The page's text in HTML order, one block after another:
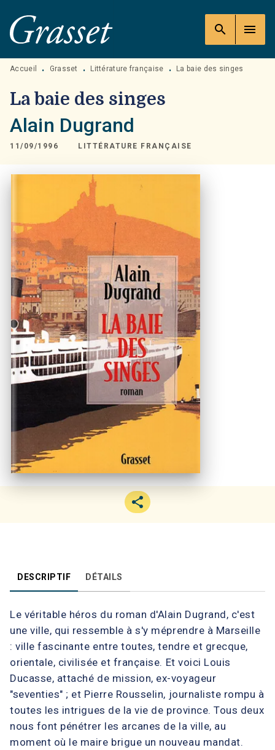
MENU RECHERCHE
PIED DE PAGE
search menu
Accueil • Grasset • Littérature française • La baie des singes
La baie des singes
Alain Dugrand
11/09/1996 LITTÉRATURE FRANÇAISE
DESCRIPTIF DÉTAILS
Le véritable héros du roman d'Alain Dugrand, c'est
une ville, qui ressemble à s'y méprendre à Marseille
: ville fascinante entre toutes, tendre et grecque,
orientale, civilisée et française. Et voici Louis
Ducasse, attaché de mission, ex-voyageur
"seventies" ; et Pierre Rousselin, journaliste rompu à
toutes les intrigues de la vie de province. Tous deux
nous font pénétrer les arcanes de la ville, au
moment où le maire brigue un nouveau mandat.